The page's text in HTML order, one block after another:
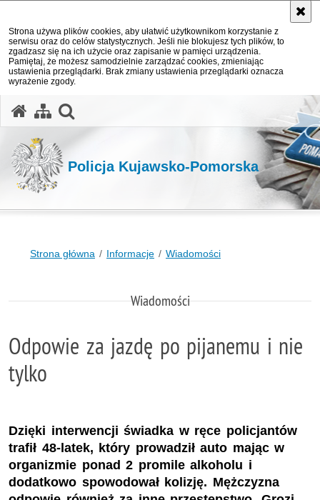
Strona używa plików cookies, aby ułatwić użytkownikom korzystanie z
serwisu oraz do celów statystycznych. Jeśli nie blokujesz tych plików, to
zgadzasz się na ich użycie oraz zapisanie w pamięci urządzenia.
Pamiętaj, że możesz samodzielnie zarządzać cookies, zmieniając
ustawienia przeglądarki. Brak zmiany ustawienia przeglądarki oznacza
wyrażenie zgody.
Policja Kujawsko-Pomorska
Strona główna Informacje Wiadomości
Wiadomości
Odpowie za jazdę po pijanemu i nie
tylko
Dzięki interwencji świadka w ręce policjantów
trafił 48-latek, który prowadził auto mając w
organizmie ponad 2 promile alkoholu i
dodatkowo spowodował kolizję. Mężczyzna